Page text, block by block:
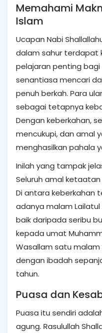
Memahami
Islam
Ucapan Nabi
dalam sahur terdapat
pelajaran penting
senantiasa mencari
penuh berkah. Para
sebagai tetapnya
Dengan keberkahan,
mencukupi, dan amal
menghasilkan pahala
Inilah yang tampak
Seluruh amal
Di antara keberkahan
adanya malam
baik daripada seribu
kepada umat
Wasallam satu
dengan ibadah
tahun.
Puasa dan
Puasa itu sendiri
agung. Rasulullah